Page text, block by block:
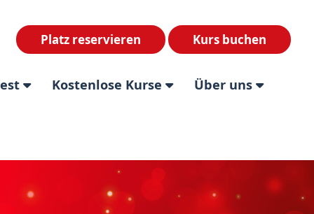
Kurs buchen
Platz reservieren
Kostenlose Kurse Über uns